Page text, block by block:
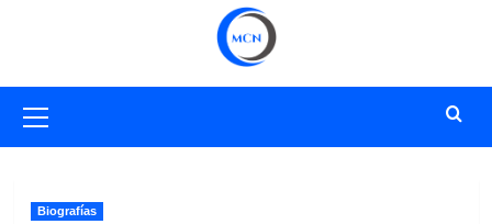
primario
Biografías